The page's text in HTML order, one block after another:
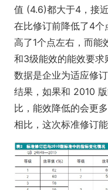
值 (4.6)都大于4，接
在比修订前降低了4个
高了1个点左右，而能
和3级能效的能效要
数据是企业为适应修
结果，如果和 2010
比，能效降低的会更
相比，这次标准修订